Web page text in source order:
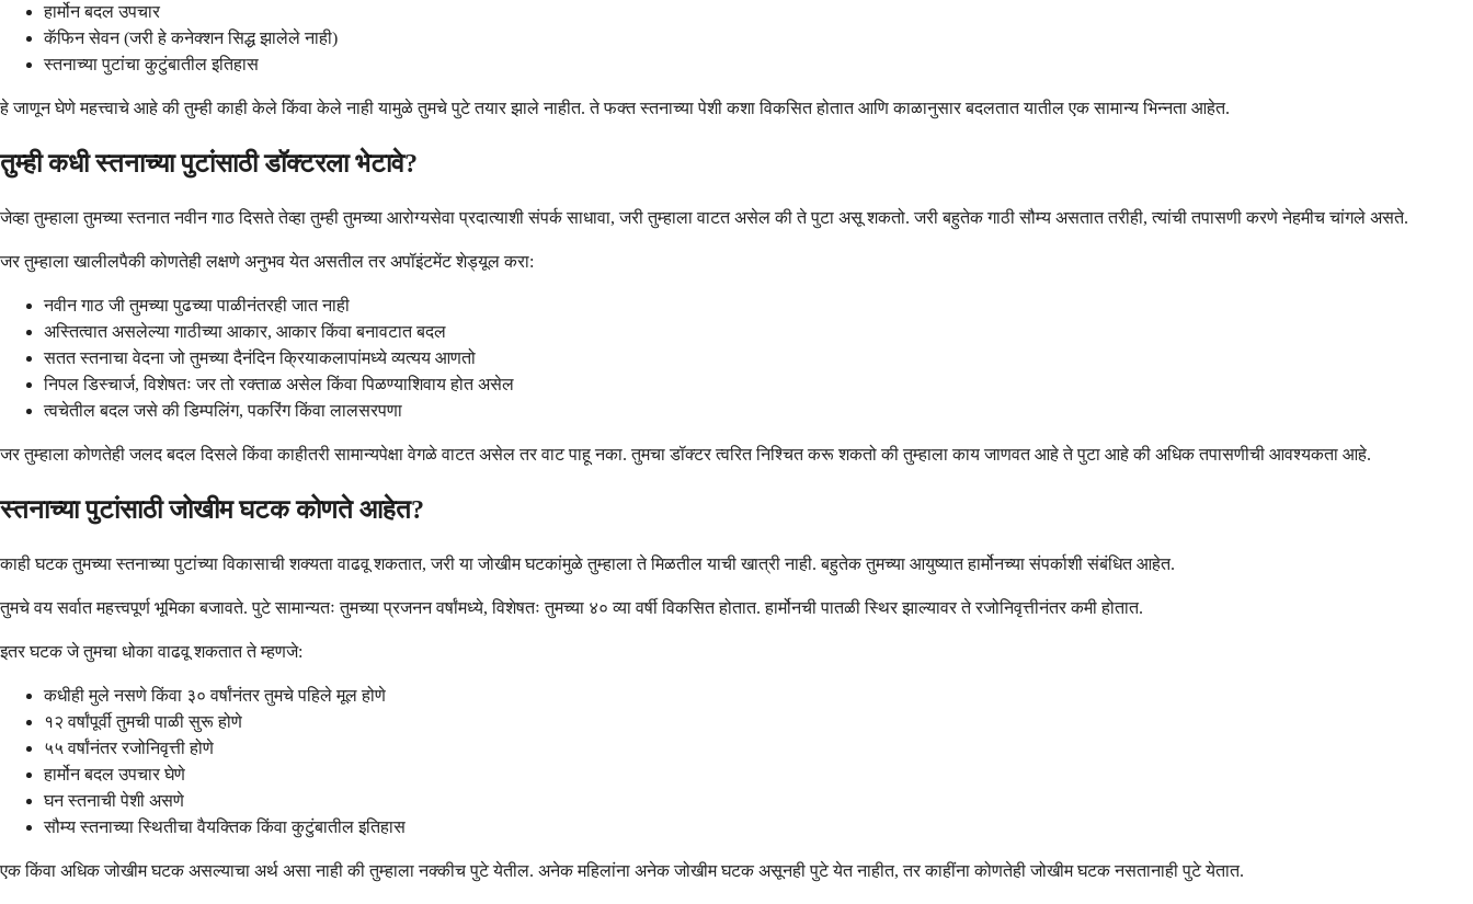
हार्मोन बदल उपचार
कॅफिन सेवन (जरी हे कनेक्शन सिद्ध झालेले नाही)
स्तनाच्या पुटांचा कुटुंबातील इतिहास
हे जाणून घेणे महत्त्वाचे आहे की तुम्ही काही केले किंवा केले नाही यामुळे तुमचे पुटे तयार झाले नाहीत. ते फक्त स्तनाच्या पेशी कशा विकसित होतात आणि काळानुसार बदलतात यातील एक सामान्य भिन्नता आहेत.
तुम्ही कधी स्तनाच्या पुटांसाठी डॉक्टरला भेटावे?
जेव्हा तुम्हाला तुमच्या स्तनात नवीन गाठ दिसते तेव्हा तुम्ही तुमच्या आरोग्यसेवा प्रदात्याशी संपर्क साधावा, जरी तुम्हाला वाटत असेल की ते पुटा असू शकतो. जरी बहुतेक गाठी सौम्य असतात तरीही, त्यांची तपासणी करणे नेहमीच चांगले असते.
जर तुम्हाला खालीलपैकी कोणतेही लक्षणे अनुभव येत असतील तर अपॉइंटमेंट शेड्यूल करा:
नवीन गाठ जी तुमच्या पुढच्या पाळीनंतरही जात नाही
अस्तित्वात असलेल्या गाठीच्या आकार, आकार किंवा बनावटात बदल
सतत स्तनाचा वेदना जो तुमच्या दैनंदिन क्रियाकलापांमध्ये व्यत्यय आणतो
निपल डिस्चार्ज, विशेषतः जर तो रक्ताळ असेल किंवा पिळण्याशिवाय होत असेल
त्वचेतील बदल जसे की डिम्पलिंग, पकरिंग किंवा लालसरपणा
जर तुम्हाला कोणतेही जलद बदल दिसले किंवा काहीतरी सामान्यपेक्षा वेगळे वाटत असेल तर वाट पाहू नका. तुमचा डॉक्टर त्वरित निश्चित करू शकतो की तुम्हाला काय जाणवत आहे ते पुटा आहे की अधिक तपासणीची आवश्यकता आहे.
स्तनाच्या पुटांसाठी जोखीम घटक कोणते आहेत?
काही घटक तुमच्या स्तनाच्या पुटांच्या विकासाची शक्यता वाढवू शकतात, जरी या जोखीम घटकांमुळे तुम्हाला ते मिळतील याची खात्री नाही. बहुतेक तुमच्या आयुष्यात हार्मोनच्या संपर्काशी संबंधित आहेत.
तुमचे वय सर्वात महत्त्वपूर्ण भूमिका बजावते. पुटे सामान्यतः तुमच्या प्रजनन वर्षांमध्ये, विशेषतः तुमच्या ४० व्या वर्षी विकसित होतात. हार्मोनची पातळी स्थिर झाल्यावर ते रजोनिवृत्तीनंतर कमी होतात.
इतर घटक जे तुमचा धोका वाढवू शकतात ते म्हणजे:
कधीही मुले नसणे किंवा ३० वर्षांनंतर तुमचे पहिले मूल होणे
१२ वर्षांपूर्वी तुमची पाळी सुरू होणे
५५ वर्षांनंतर रजोनिवृत्ती होणे
हार्मोन बदल उपचार घेणे
घन स्तनाची पेशी असणे
सौम्य स्तनाच्या स्थितीचा वैयक्तिक किंवा कुटुंबातील इतिहास
एक किंवा अधिक जोखीम घटक असल्याचा अर्थ असा नाही की तुम्हाला नक्कीच पुटे येतील. अनेक महिलांना अनेक जोखीम घटक असूनही पुटे येत नाहीत, तर काहींना कोणतेही जोखीम घटक नसतानाही पुटे येतात.